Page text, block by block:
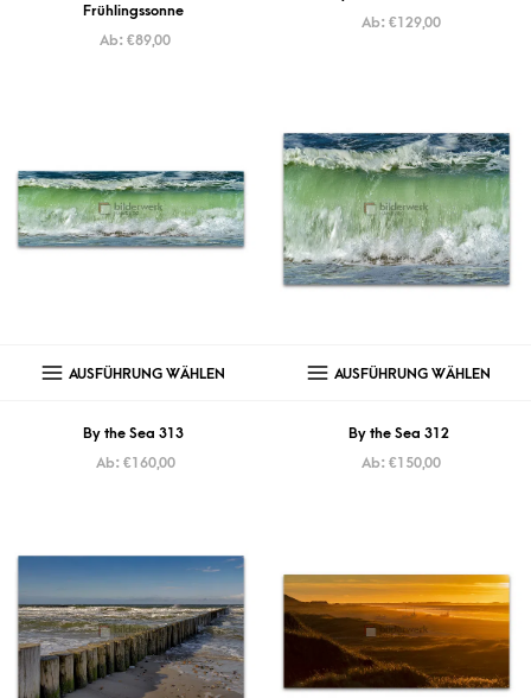
Frühlingssonne
Ab: €89,00
Ab: €129,00
AUSFÜHRUNG WÄHLEN
By the Sea 313
Ab: €160,00
AUSFÜHRUNG WÄHLEN
By the Sea 312
Ab: €150,00